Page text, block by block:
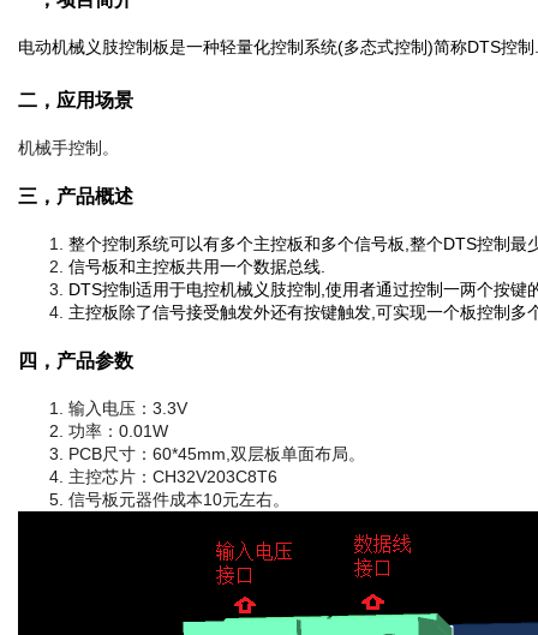
电动机械义肢控制板是一种轻量化控制系统(多态式控制)简称DTS控制.
二，应用场景
机械手控制。
三，产品概述
整个控制系统可以有多个主控板和多个信号板,整个DTS控制
信号板和主控板共用一个数据总线.
DTS控制适用于电控机械义肢控制,使用者通过控制一两个按
主控板除了信号接受触发外还有按键触发,可实现一个板控制多
四，产品参数
输入电压：3.3V
功率：0.01W
PCB尺寸：60*45mm,双层板单面布局。
主控芯片：CH32V203C8T6
信号板元器件成本10元左右。